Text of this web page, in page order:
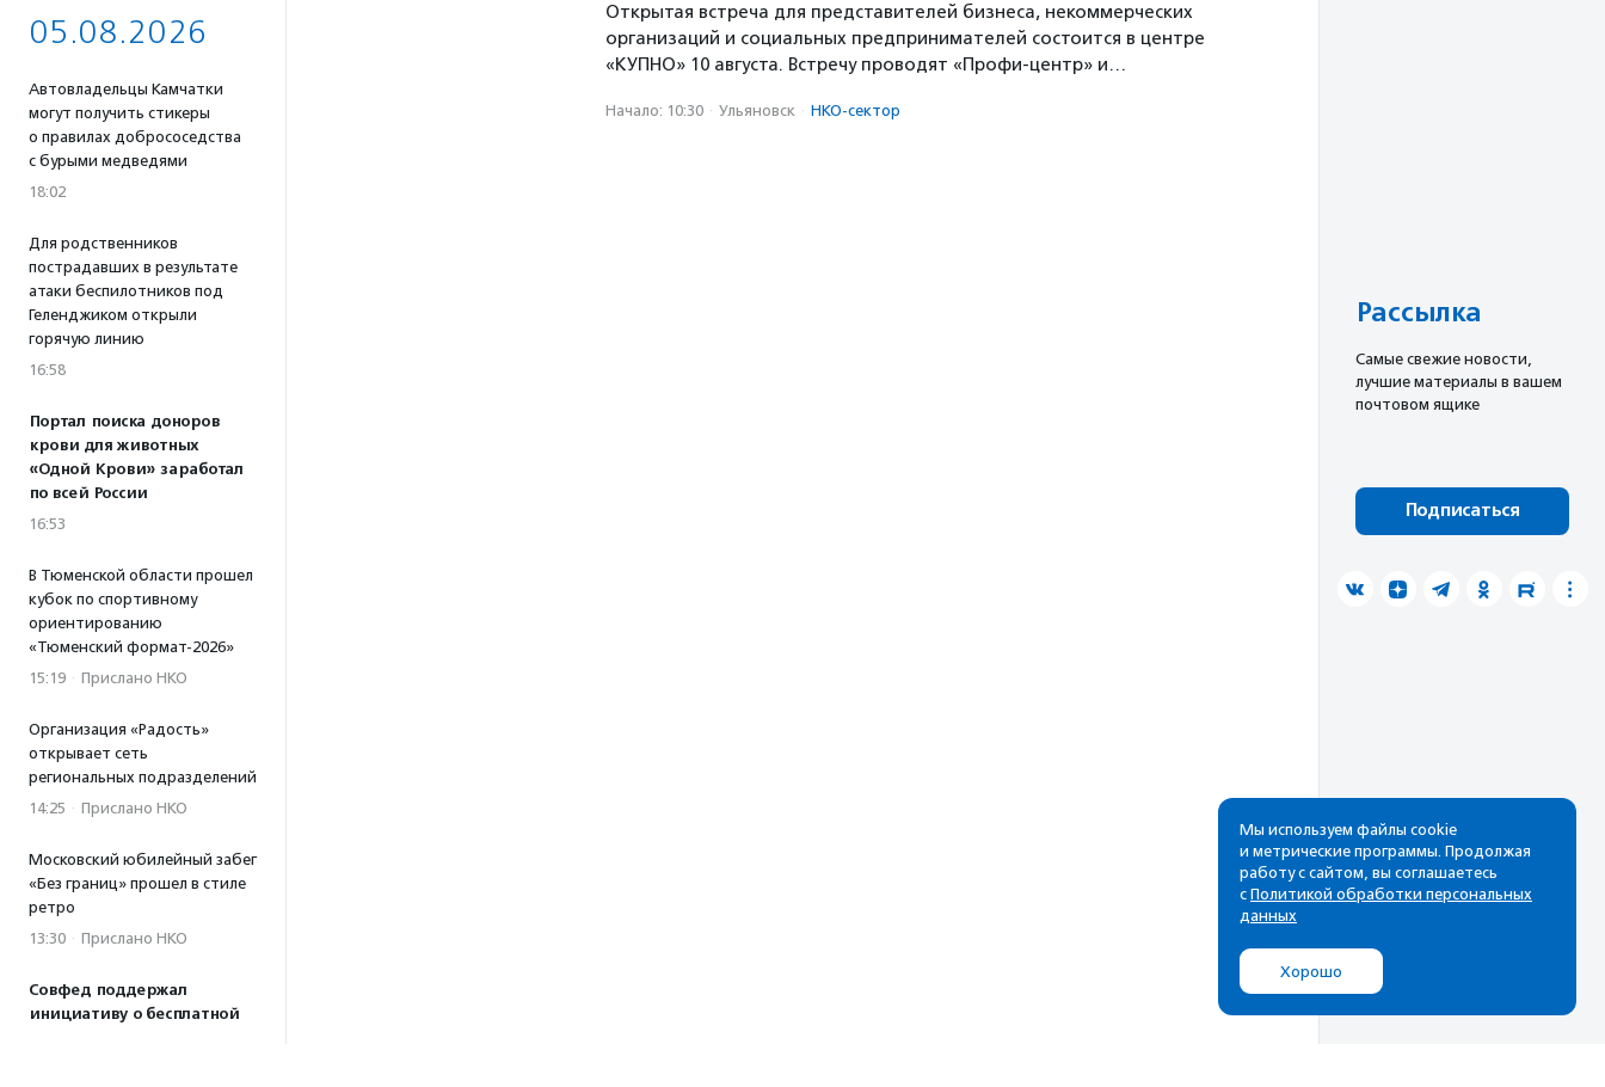
05.08.2026
Автовладельцы Камчатки
могут получить стикеры
о правилах добрососедства
с бурыми медведями
18:02
Для родственников
пострадавших в результате
атаки беспилотников под
Геленджиком открыли
горячую линию
16:58
Портал поиска доноров
крови для животных
«Одной Крови» заработал
по всей России
16:53
В Тюменской области прошел
кубок по спортивному
ориентированию
«Тюменский формат-2026»
15:19 · Прислано НКО
Организация «Радость»
открывает сеть
региональных подразделений
14:25 · Прислано НКО
Московский юбилейный забег
«Без границ» прошел в стиле
ретро
13:30 · Прислано НКО
Совфед поддержал
инициативу о бесплатной
Открытая встреча для представителей бизнеса, некоммерческих
организаций и социальных предпринимателей состоится в центре
«КУПНО» 10 августа. Встречу проводят «Профи-центр» и…
Начало: 10:30 · Ульяновск · НКО-сектор
Рассылка
Cамые свежие новости,
лучшие материалы в вашем
почтовом ящике
Подписаться
Мы используем файлы cookie
и метрические программы. Продолжая
работу с сайтом, вы соглашаетесь
с Политикой обработки персональных
данных
Хорошо